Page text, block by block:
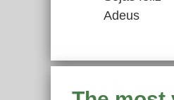
Adeus